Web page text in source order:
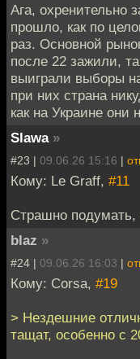
Ага, охренительно
прошло, как по
раз. Основной
после 22 зажили,
выиграли выборы
при них страна
как на Украине они
Slawa »
#23 | 09.06.26 15:16 |
Кому: Le Graff, #11
Страшно подумать,
blaz »
#24 | 09.06.26 16:03 |
Кому: Corsa, #19
> Нездешние
тащат, особенно с